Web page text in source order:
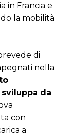
in Francia e
la mobilità
di
nella
da
con
a